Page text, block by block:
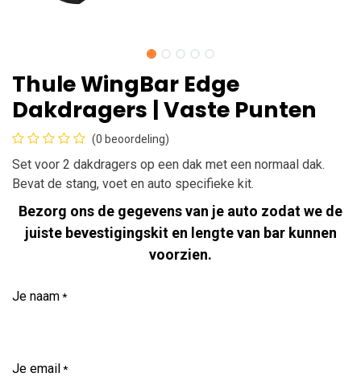
Thule WingBar Edge
Dakdragers | Vaste Punten
(0 beoordeling)
Set voor 2 dakdragers op een dak met een normaal dak.
Bevat de stang, voet en auto specifieke kit.
Bezorg ons de gegevens van je auto zodat we de
juiste bevestigingskit en lengte van bar kunnen
voorzien.
Je naam*
Je email*